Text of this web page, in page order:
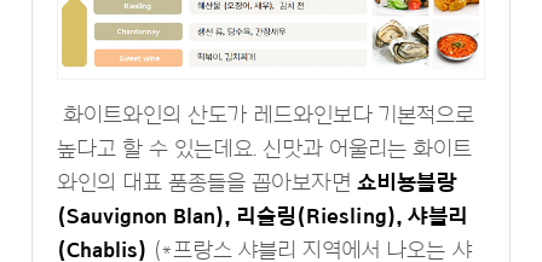
화이트와인의 산도가 레드와인보다 기본적으로
높다고 할 수 있는데요. 신맛과 어울리는 화이트
와인의 대표 품종들을 꼽아보자면쇼비뇽블랑
(Sauvignon Blan), 리슬링(Riesling), 샤블리
(Chablis) (*프랑스 샤블리 지역에서 나오는 샤